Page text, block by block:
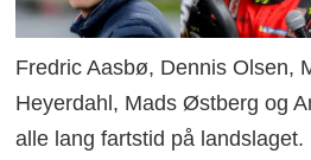
Fredric Aasbø, Dennis Olsen,
Heyerdahl, Mads Østberg og
alle lang fartstid på landslaget.